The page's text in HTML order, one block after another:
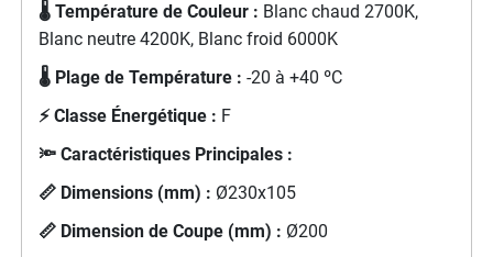
🌡️ Température de Couleur : Blanc chaud 2700K,
Blanc neutre 4200K, Blanc froid 6000K
🌡️ Plage de Température : -20 à +40 ºC
⚡ Classe Énergétique : F
🔦 Caractéristiques Principales :
📏 Dimensions (mm) : Ø230x105
📏 Dimension de Coupe (mm) : Ø200